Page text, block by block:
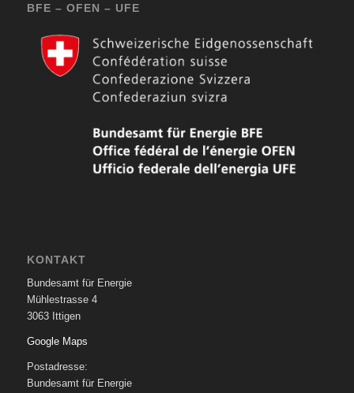
BFE – OFEN – UFE
KONTAKT
Bundesamt für Energie
Mühlestrasse 4
3063 Ittigen
Google Maps
Postadresse:
Bundesamt für Energie